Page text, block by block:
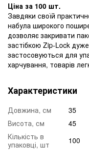
Ціна за 100 шт.
Завдяки своїй
набула широкого
дозволяє закривати
застібкою Zip-Lock
застосовуються для
харчування, товарів
Характеристики
Довжина, см
35
Висота, см
45
Кількість в
упаковці, шт
100